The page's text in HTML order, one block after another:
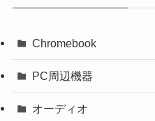
Chromebook
PC周辺機器
オーディオ